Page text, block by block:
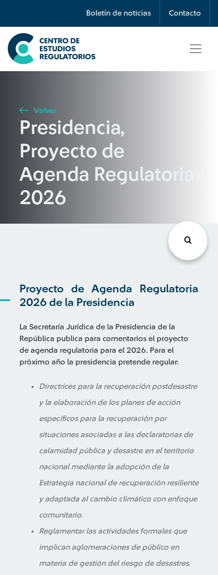
Boletín de noticias Contacto
Búsqueda
Seleccione país
Buscar
Volver
Presidencia,
Proyecto de
Agenda Regulatoria
2026
Proyecto de Agenda Regulatoria
2026 de la Presidencia
La Secretaría Jurídica de la Presidencia de la
República publica para comentarios el proyecto
de agenda regulatoria para el 2026. Para el
próximo año la presidencia pretende regular:
Directrices para la recuperación postdesastre
y la elaboración de los planes de acción
específicos para la recuperación por
situaciones asociadas a las declaratorias de
calamidad pública y desastre en el territorio
nacional mediante la adopción de la
Estrategia nacional de recuperación resiliente
y adaptada al cambio climático con enfoque
comunitario.
Reglamentar las actividades formales que
implican aglomeraciones de público en
materia de gestión del riesgo de desastres.